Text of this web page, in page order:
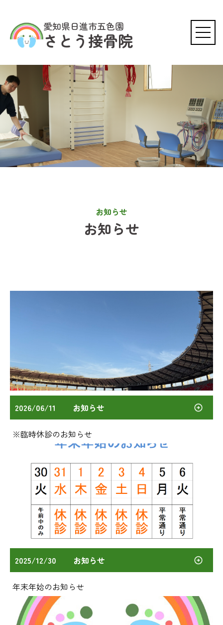
愛知県日進市五色園
さとう接骨院
0561-56-3499 WEB予約はこちら
お知らせ
お知らせ
2026/06/11 お知らせ
※臨時休診のお知らせ
2025/12/30 お知らせ
年末年始のお知らせ